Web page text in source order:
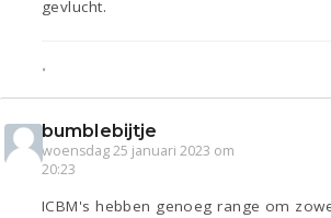
gevlucht.
•
bumblebijtje
woensdag 25 januari 2023 om
20:23
ICBM's hebben genoeg range om